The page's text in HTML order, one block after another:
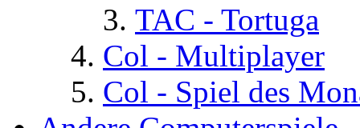
TAC - Tortuga
Col - Multiplayer
Col - Spiel des